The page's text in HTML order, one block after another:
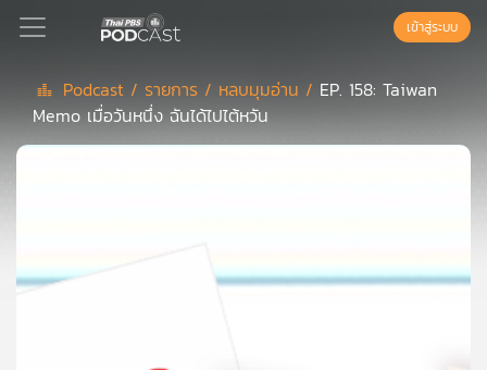
Podcast
สต์
แนะนำ
เข้าสู่ระบบ
Podcast / รายการ / หลบมุมอ่าน / EP. 158: Taiwan
Memo เมื่อวันหนึ่ง ฉันได้ไปไต้หวัน